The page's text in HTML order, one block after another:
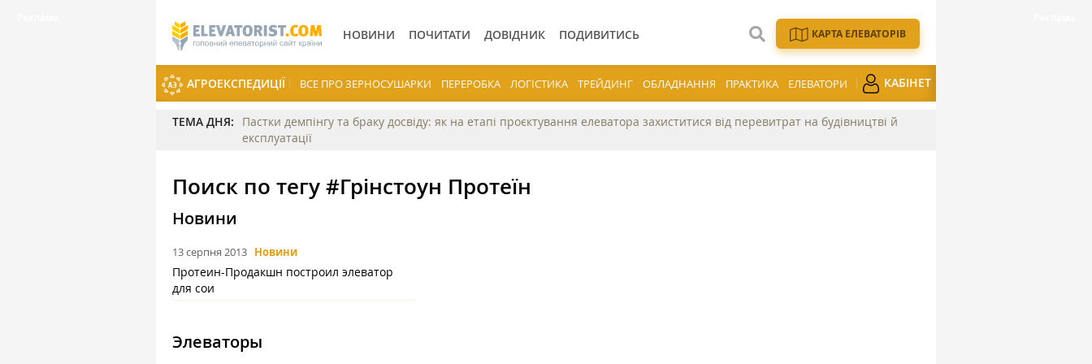
НОВИНИ ПОЧИТАТИ ДОВІДНИК ПОДИВИТИСЬ КАРТА ЕЛЕВАТОРІВ
АГРОЕКСПЕДИЦІЇ ВСЕ ПРО ЗЕРНОСУШАРКИ ПЕРЕРОБКА ЛОГІСТИКА ТРЕЙДИНГ ОБЛАДНАННЯ ПРАКТИКА ЕЛЕВАТОРИ КАБІНЕТ
ТЕМА ДНЯ:
Пастки демпінгу та браку досвіду: як на етапі проєктування елеватора захиститися від перевитрат на будівництві й
експлуатації
Поиск по тегу #Грінстоун Протеїн
Новини
13 серпня 2013 Новини
Протеин-Продакшн построил элеватор
для сои
Элеваторы